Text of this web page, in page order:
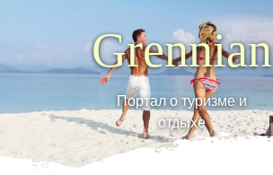
Grennian
Портал о туризме и
отдыхе